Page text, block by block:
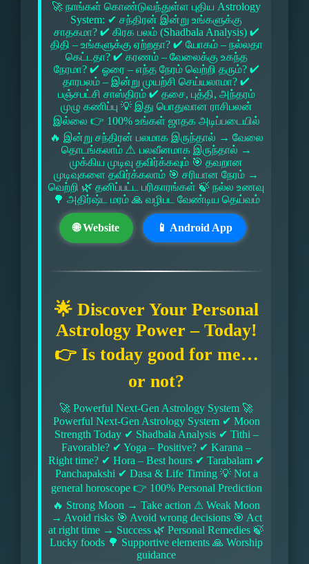
🚀 நாங்கள் கொண்டுவந்துள்ள புதிய Astrology
System: ✔ சந்திரன் இன்று உங்களுக்கு
சாதகமா? ✔ கிரக பலம் (Shadbala Analysis) ✔
திதி – உங்களுக்கு ஏற்றதா? ✔ யோகம் – நல்லதா
கெட்டதா? ✔ கரணம் – வேலைக்கு உகந்த
நேரமா? ✔ ஓரை – எந்த நேரம் வெற்றி தரும்? ✔
தாரபலம் – இன்று முயற்சி செய்யலாமா? ✔
பஞ்சபட்சி சாஸ்திரம் ✔ தசை, புத்தி, அந்தரம்
முழு கணிப்பு 💡 இது பொதுவான ராசிபலன்
இல்லை 👉 100% உங்கள் ஜாதக அடிப்படையில்
🔥 இன்று சந்திரன் பலமாக இருந்தால் → வேலை
தொடங்கலாம் ⚠ பலவீனமாக இருந்தால் →
முக்கிய முடிவு தவிர்க்கவும் 🎯 தவறான
முடிவுகளை தவிர்க்கலாம் 🎯 சரியான நேரம் →
வெற்றி 🌿 தனிப்பட்ட பரிகாரங்கள் 🍃 நல்ல உணவு
🌳 அதிர்ஷ்ட மரம் 🙏 வழிபட வேண்டிய தெய்வம்
🌐 Website 📱 Android App
🌟 Discover Your Personal
Astrology Power – Today!
👉 Is today good for me…
or not?
🚀 Powerful Next-Gen Astrology System 🚀
Powerful Next-Gen Astrology System ✔ Moon
Strength Today ✔ Shadbala Analysis ✔ Tithi –
Favorable? ✔ Yoga – Positive? ✔ Karana –
Right time? ✔ Hora – Best hours ✔ Tarabalam ✔
Panchapakshi ✔ Dasa & Life Timing 💡 Not a
general horoscope 👉 100% Personal Prediction
🔥 Strong Moon → Take action ⚠ Weak Moon
→ Avoid risks 🎯 Avoid wrong decisions 🎯 Act
at right time → Success 🌿 Personal Remedies 🍃
Lucky foods 🌳 Supportive elements 🙏 Worship
guidance